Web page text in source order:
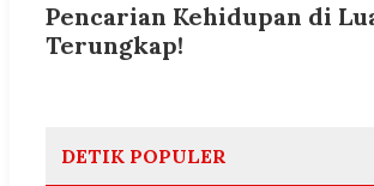
Pencarian Kehidupan di
Terungkap!
DETIK POPULER